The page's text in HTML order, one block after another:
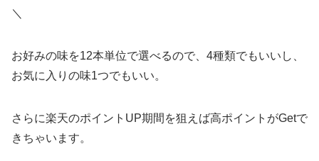
＼
お好みの味を12本単位で選べるので、4種類でもいいし、
お気に入りの味1つでもいい。
さらに楽天のポイントUP期間を狙えば高ポイントがGetで
きちゃいます。